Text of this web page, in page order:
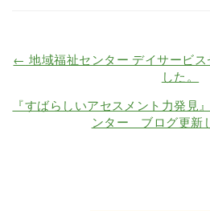
← 地域福祉センター デイサービ
した。
『すばらしいアセスメント力発
ンター ブログ更新